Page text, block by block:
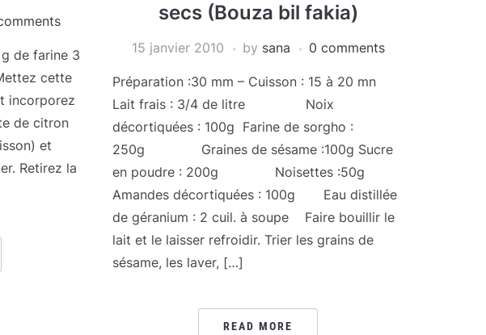
de farine 3
cette
incorporez
de citron
et
Retirez la
secs (Bouza bil fakia)
15 janvier 2010 by sana 0 comments
Préparation :30 mm – Cuisson : 15 à 20 mn
Lait frais : 3/4 de litre Noix
décortiquées : 100g Farine de sorgho :
250g Graines de sésame :100g Sucre
en poudre : 200g Noisettes :50g
Amandes décortiquées : 100g Eau distillée
de géranium : 2 cuil. à soupe Faire bouillir le
lait et le laisser refroidir. Trier les grains de
sésame, les laver, […]
READ MORE